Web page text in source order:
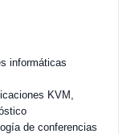
informáticas
KVM,
de conferencias